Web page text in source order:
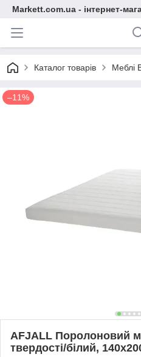
Markett.com.ua - інтернет-
Каталог товарів Меблі
–11%
AFJALL Поролоновий
твердості/білий,